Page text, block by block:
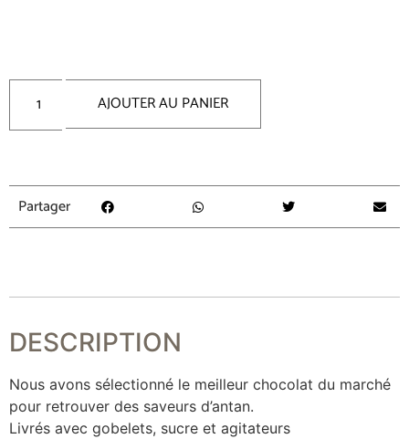
AJOUTER AU PANIER
Partager
DESCRIPTION
Nous avons sélectionné le meilleur chocolat du marché
pour retrouver des saveurs d’antan.
Livrés avec gobelets, sucre et agitateurs